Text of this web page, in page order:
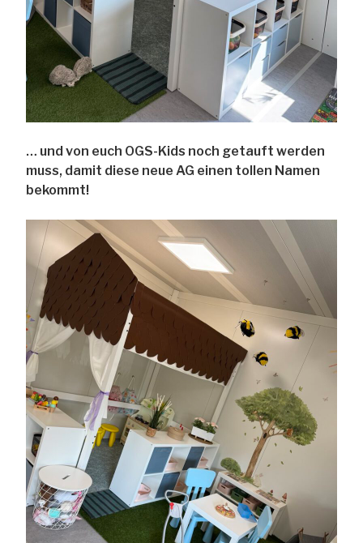
… und von euch OGS-Kids noch getauft werden
muss, damit diese neue AG einen tollen Namen
bekommt!